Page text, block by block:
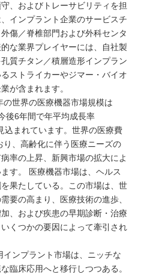
、およびトレーサビリティを担
インプラント企業のサービスチ
傷／脊椎部門および外科センタ
な業界プレイヤーには、自社製
質チタン／積層造形インプラン
ストライカーやジマー・バイオ
が含まれます。
世界の医療機器市場規模は
後6年間で年平均成長率
込まれています。世界の医療費
、高齢化に伴う医療ニーズの
率の上昇、新興市場の拡大によ
す。 医療機器市場は、ヘルス
果たしている。この市場は、世
要の高まり、医療技術の進歩、
、および疾患の早期診断・治療
くつかの要因によって牽引され
ンプラント市場は、ニッチな
臨床応用へと移行しつつある。